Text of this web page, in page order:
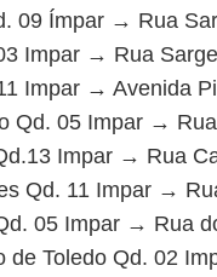
09 Ímpar → Rua
Impar → Rua
Impar → Avenida
Qd. 05 Impar →
Impar → Rua
Qd. 11 Impar →
05 Impar → Rua
Toledo Qd. 02